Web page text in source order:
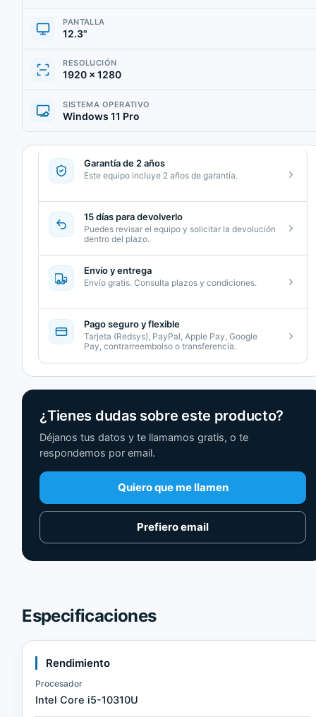
PANTALLA
12.3"
RESOLUCIÓN
1920 × 1280
SISTEMA OPERATIVO
Windows 11 Pro
Garantía de 2 años
Este equipo incluye 2 años de garantía.
15 días para devolverlo
Puedes revisar el equipo y solicitar la devolución
dentro del plazo.
Envío y entrega
Envío gratis. Consulta plazos y condiciones.
Pago seguro y flexible
Tarjeta (Redsys), PayPal, Apple Pay, Google
Pay, contrarreembolso o transferencia.
¿Tienes dudas sobre este producto?
Déjanos tus datos y te llamamos gratis, o te
respondemos por email.
Quiero que me llamen
Prefiero email
Especificaciones
Rendimiento
Procesador
Intel Core i5-10310U